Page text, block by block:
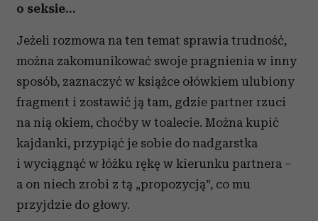
o seksie…
Jeżeli rozmowa na ten temat sprawia trudność,
można zakomunikować swoje pragnienia w inny
sposób, zaznaczyć w książce ołówkiem ulubiony
fragment i zostawić ją tam, gdzie partner rzuci
na nią okiem, choćby w toalecie. Można kupić
kajdanki, przypiąć je sobie do nadgarstka
i wyciągnąć w łóżku rękę w kierunku partnera –
a on niech zrobi z tą „propozycją”, co mu
przyjdzie do głowy.